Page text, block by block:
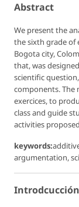
Abstract
We present the
the sixth grade of
Bogota city,
that, was
scientific
components. The
exercices, to
class and guide
activities
keywords:
argumentation,
Introdcucción